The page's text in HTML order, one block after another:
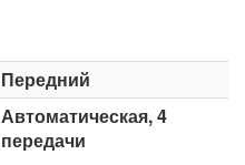
Передний
Автоматическая, 4
передачи